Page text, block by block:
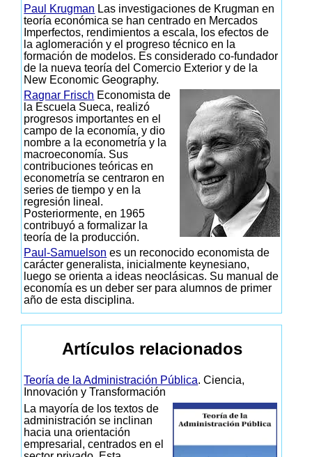
Paul Krugman Las investigaciones de Krugman en
teoría económica se han centrado en Mercados
Imperfectos, rendimientos a escala, los efectos de
la aglomeración y el progreso técnico en la
formación de modelos. Es considerado co-fundador
de la nueva teoría del Comercio Exterior y de la
New Economic Geography.
Ragnar Frisch Economista de
la Escuela Sueca, realizó
progresos importantes en el
campo de la economía, y dio
nombre a la econometría y la
macroeconomía. Sus
contribuciones teóricas en
econometría se centraron en
series de tiempo y en la
regresión lineal.
Posteriormente, en 1965
contribuyó a formalizar la
teoría de la producción.
Paul-Samuelson es un reconocido economista de
carácter generalista, inicialmente keynesiano,
luego se orienta a ideas neoclásicas. Su manual de
economía es un deber ser para alumnos de primer
año de esta disciplina.
Artículos relacionados
Teoría de la Administración Pública. Ciencia,
Innovación y Transformación
La mayoría de los textos de
administración se inclinan
hacia una orientación
empresarial, centrados en el